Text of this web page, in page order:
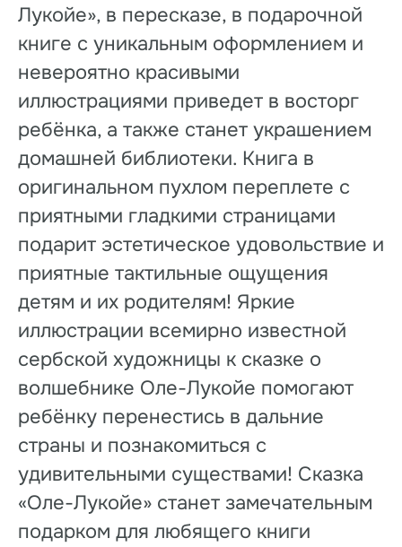
Лукойе», в пересказе, в подарочной
книге с уникальным оформлением и
невероятно красивыми
иллюстрациями приведет в восторг
ребёнка, а также станет украшением
домашней библиотеки. Книга в
оригинальном пухлом переплете с
приятными гладкими страницами
подарит эстетическое удовольствие и
приятные тактильные ощущения
детям и их родителям! Яркие
иллюстрации всемирно известной
сербской художницы к сказке о
волшебнике Оле-Лукойе помогают
ребёнку перенестись в дальние
страны и познакомиться с
удивительными существами! Сказка
«Оле-Лукойе» станет замечательным
подарком для любящего книги